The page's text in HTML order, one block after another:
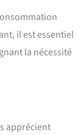
il est essentiel
la nécessité
apprécient